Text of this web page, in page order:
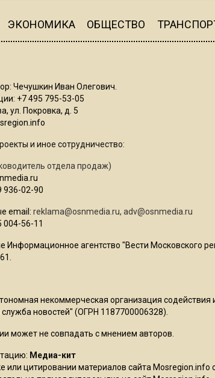
ЭКОНОМИКА ОБЩЕСТВО
Чечушкин Иван Олегович.
+7 495 795-53-05
ул. Покровка, д. 5
и иное сотрудничество:
отдела продаж)
936-02-90
email: reklama@osnmedia.ru, adv@osnmedia.ru
004-56-11
Информационное агентство "Вести Московского
некоммерческая организация
новостей" (ОГРН 1187700006328).
может не совпадать с мнением авторов.
Медиа-кит
или цитировании материалов сайта